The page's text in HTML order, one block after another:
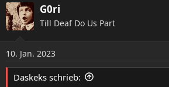
a
k
t
n
e
n
G0ri
Till Deaf Do Us Part
10. Jan. 2023
Daskeks schrieb: